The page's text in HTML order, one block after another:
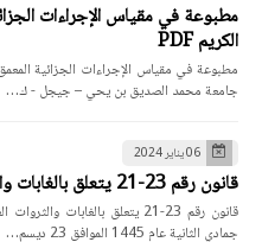
مطبوعة في مقياس الإجراءات
الكريم PDF
جامعة محمد الصديق بن يحي – جيجل - ك…
06 يناير 2024
قانون رقم 23-21 يتعلق بالغابات والثروات الغابية PDF
جمادي الثانية عام 1445 الموافق 23 ديسم…